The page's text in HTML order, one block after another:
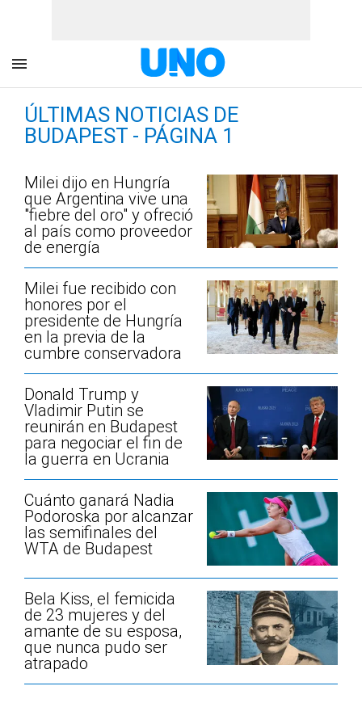
ÚLTIMAS NOTICIAS DE
BUDAPEST - PÁGINA 1
Milei dijo en Hungría
que Argentina vive una
"fiebre del oro" y ofreció
al país como proveedor
de energía
Milei fue recibido con
honores por el
presidente de Hungría
en la previa de la
cumbre conservadora
Donald Trump y
Vladimir Putin se
reunirán en Budapest
para negociar el fin de
la guerra en Ucrania
Cuánto ganará Nadia
Podoroska por alcanzar
las semifinales del
WTA de Budapest
Bela Kiss, el femicida
de 23 mujeres y del
amante de su esposa,
que nunca pudo ser
atrapado